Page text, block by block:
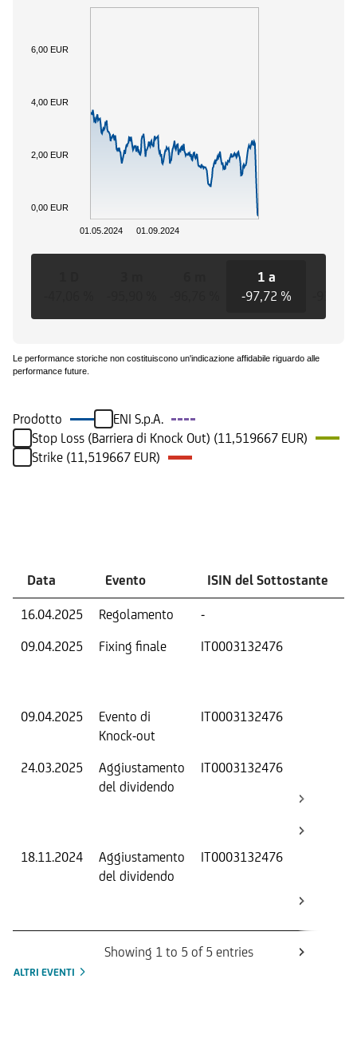
01.05.2024 01.09.2024
0,00 EUR
2,00 EUR
4,00 EUR
6,00 EUR
1 a
-97,72 %
Le performance storiche non costituiscono un'indicazione affidabile riguardo alle
performance future.
Prodotto
ENI S.p.A.
Stop Loss (Barriera di Knock Out) (11,519667 EUR)
Strike (11,519667 EUR)
Data Evento ISIN del Sottostante
16.04.2025 Regolamento -
09.04.2025
Fixing finale IT0003132476
09.04.2025
Evento di
Knock-out
IT0003132476
24.03.2025
Aggiustamento
del dividendo
IT0003132476
18.11.2024
Aggiustamento
del dividendo
IT0003132476
Showing 1 to 5 of 5 entries
ALTRI EVENTI